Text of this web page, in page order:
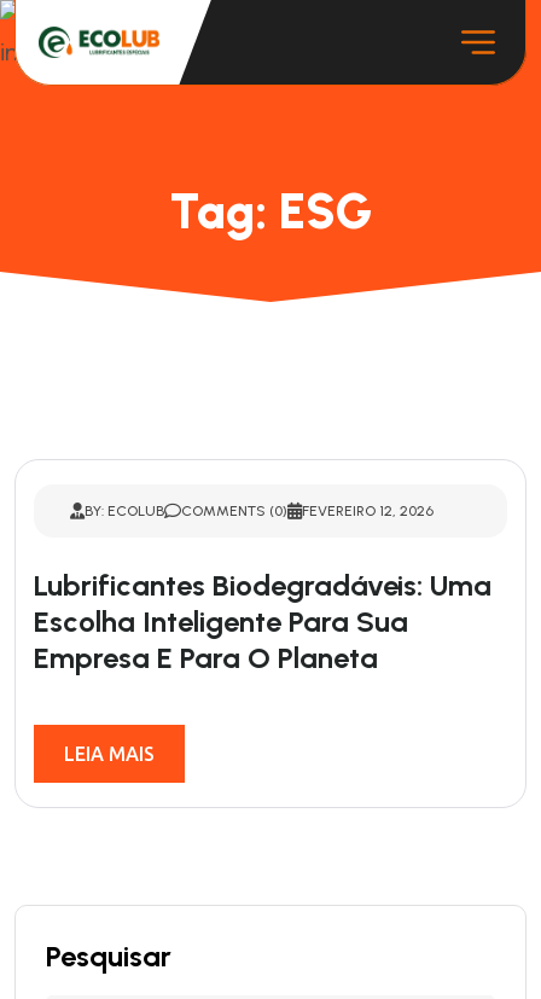
Tag: ESG
BY: ECOLUB COMMENTS (0) FEVEREIRO 12, 2026
Lubrificantes Biodegradáveis: Uma
Escolha Inteligente Para Sua
Empresa E Para O Planeta
LEIA MAIS
Pesquisar